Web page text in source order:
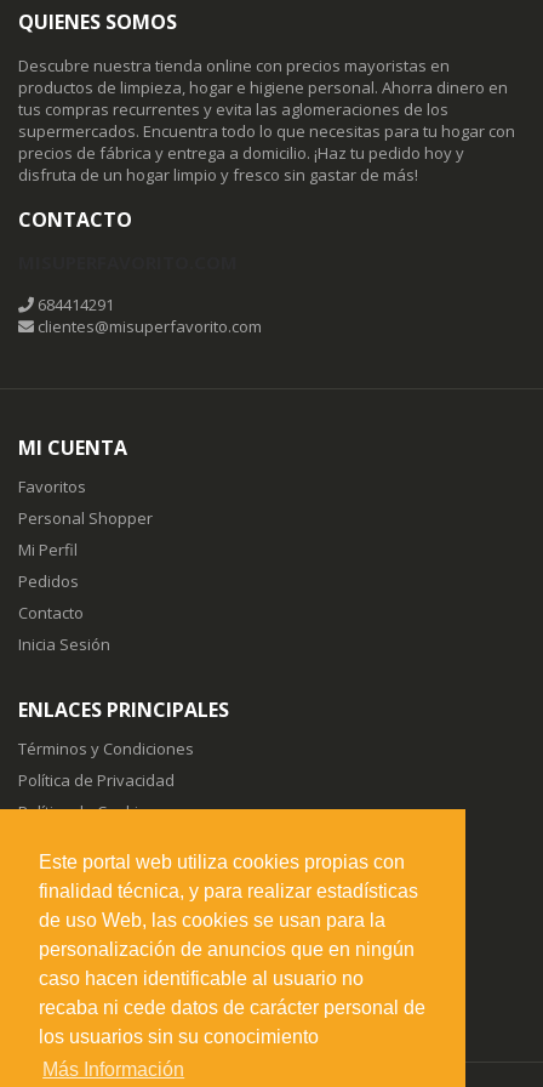
Este portal web utiliza cookies propias con
finalidad técnica, y para realizar estadísticas
de uso Web, las cookies se usan para la
personalización de anuncios que en ningún
caso hacen identificable al usuario no
recaba ni cede datos de carácter personal de
los usuarios sin su conocimiento
Más Información
QUIENES SOMOS
Descubre nuestra tienda online con precios mayoristas en
productos de limpieza, hogar e higiene personal. Ahorra dinero en
tus compras recurrentes y evita las aglomeraciones de los
supermercados. Encuentra todo lo que necesitas para tu hogar con
precios de fábrica y entrega a domicilio. ¡Haz tu pedido hoy y
disfruta de un hogar limpio y fresco sin gastar de más!
CONTACTO
684414291
clientes@misuperfavorito.com
MI CUENTA
Favoritos
Personal Shopper
Mi Perfil
Pedidos
Contacto
Inicia Sesión
ENLACES PRINCIPALES
Términos y Condiciones
Política de Privacidad
Política de Cookies
SÍGUENOS EN